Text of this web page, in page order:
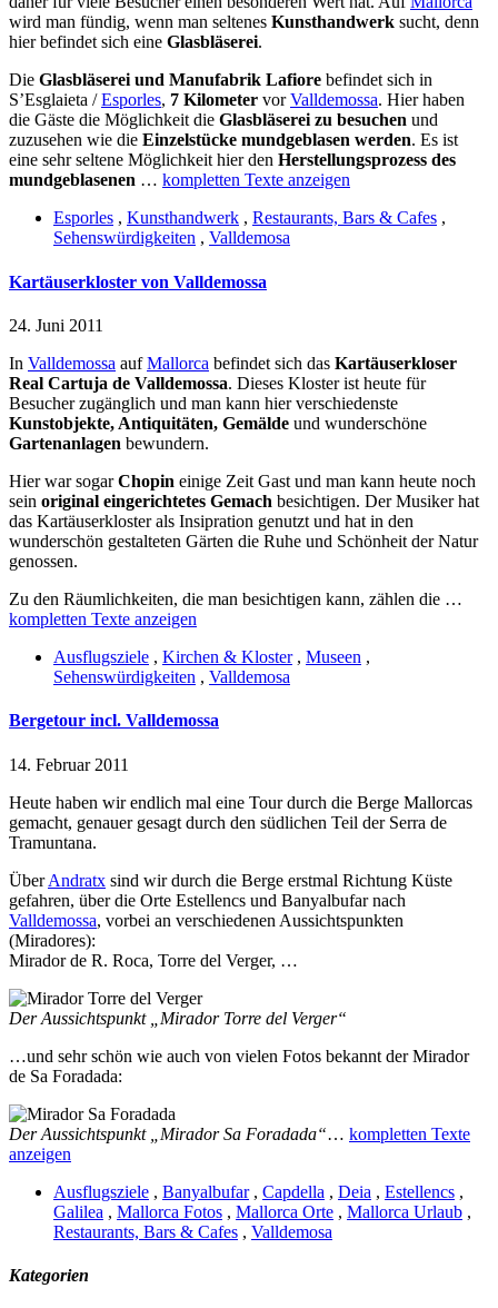
wird man fündig, wenn man seltenes Kunsthandwerk sucht, denn
hier befindet sich eine Glasbläserei.
Die Glasbläserei und Manufabrik Lafiore befindet sich in
S’Esglaieta /Esporles, 7 Kilometer vorValldemossa. Hier haben
die Gäste die Möglichkeit die Glasbläserei zu besuchen und
zuzusehen wie die Einzelstücke mundgeblasen werden. Es ist
eine sehr seltene Möglichkeit hier den Herstellungsprozess des
mundgeblasenen … kompletten Texte anzeigen
Esporles , Kunsthandwerk , Restaurants, Bars & Cafes ,
Sehenswürdigkeiten , Valldemosa
Kartäuserkloster von Valldemossa
24. Juni 2011
In Valldemossa aufMallorca befindet sich das Kartäuserkloser
Real Cartuja de Valldemossa. Dieses Kloster ist heute für
Besucher zugänglich und man kann hier verschiedenste
Kunstobjekte, Antiquitäten, Gemälde und wunderschöne
Gartenanlagen bewundern.
Hier war sogarChopin einige Zeit Gast und man kann heute noch
sein original eingerichtetes Gemach besichtigen. Der Musiker hat
das Kartäuserkloster als Insipration genutzt und hat in den
wunderschön gestalteten Gärten die Ruhe und Schönheit der Natur
genossen.
Zu den Räumlichkeiten, die man besichtigen kann, zählen die …
kompletten Texte anzeigen
Ausflugsziele , Kirchen & Kloster, Museen ,
Sehenswürdigkeiten , Valldemosa
Bergetour incl. Valldemossa
14. Februar 2011
Heute haben wir endlich mal eine Tour durch die Berge Mallorcas
gemacht, genauer gesagt durch den südlichen Teil der Serra de
Tramuntana.
ÜberAndratx sind wir durch die Berge erstmal Richtung Küste
gefahren, über die Orte Estellencs und Banyalbufar nach
Valldemossa, vorbei an verschiedenen Aussichtspunkten
(Miradores):
Mirador de R. Roca, Torre del Verger, …
Der Aussichtspunkt „Mirador Torre del Verger“
…und sehr schön wie auch von vielen Fotos bekannt der Mirador
de Sa Foradada:
Der Aussichtspunkt „Mirador Sa Foradada“… kompletten Texte
anzeigen
Ausflugsziele , Banyalbufar, Capdella , Deia , Estellencs ,
Galilea , Mallorca Fotos , Mallorca Orte , Mallorca Urlaub ,
Restaurants, Bars & Cafes , Valldemosa
Kategorien